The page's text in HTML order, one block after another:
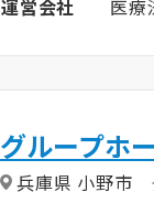
運営会社
医療
グループホ
兵庫県 小野市